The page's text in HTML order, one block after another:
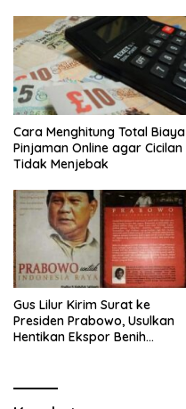
Cara Menghitung Total Biaya
Pinjaman Online agar Cicilan
Tidak Menjebak
Gus Lilur Kirim Surat ke
Presiden Prabowo, Usulkan
Hentikan Ekspor Benih